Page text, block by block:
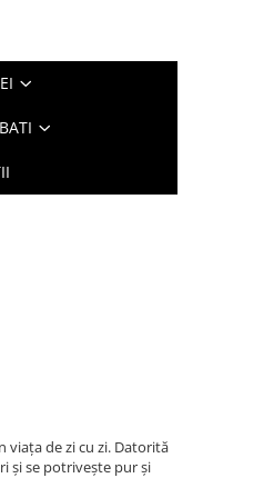
viața de zi cu zi. Datorită
și se potrivește pur și